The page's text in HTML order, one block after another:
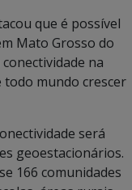
que é possível
Mato Grosso do
na
todo mundo crescer
será
geoestacionários.
166 comunidades